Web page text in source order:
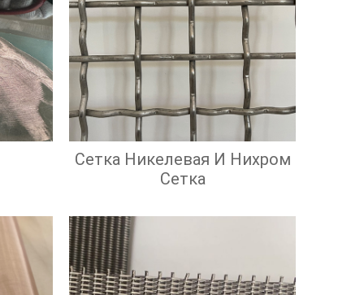
Сетка Никелевая И Нихром
Сетка